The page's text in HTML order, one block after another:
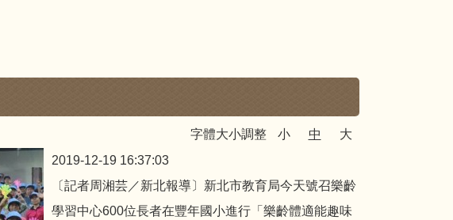
字體大小調整 小 中
大
2019-12-19 16:37:03
〔記者周湘芸／新北報導〕新北市教育局今天號召樂齡
學習中心600位長者在豐年國小進行「樂齡體適能趣味